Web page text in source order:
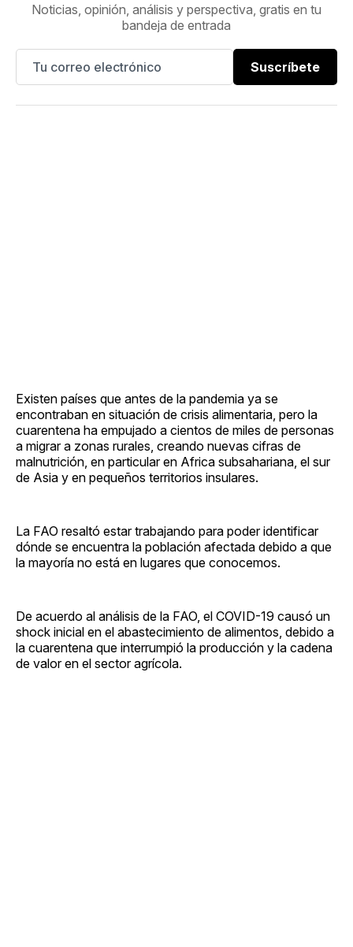
Noticias, opinión, análisis y perspectiva, gratis en tu
bandeja de entrada
Suscríbete
Existen países que antes de la pandemia ya se
encontraban en situación de crisis alimentaria, pero la
cuarentena ha empujado a cientos de miles de personas
a migrar a zonas rurales, creando nuevas cifras de
malnutrición, en particular en Africa subsahariana, el sur
de Asia y en pequeños territorios insulares.
La FAO resaltó estar trabajando para poder identificar
dónde se encuentra la población afectada debido a que
la mayoría no está en lugares que conocemos.
De acuerdo al análisis de la FAO, el COVID-19 causó un
shock inicial en el abastecimiento de alimentos, debido a
la cuarentena que interrumpió la producción y la cadena
de valor en el sector agrícola.